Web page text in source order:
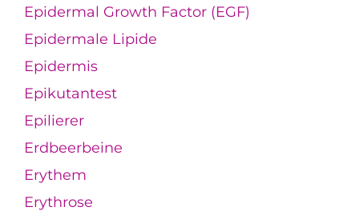
Epidermal Growth Factor (EGF)
Epidermale Lipide
Epidermis
Epikutantest
Epilierer
Erdbeerbeine
Erythem
Erythrose